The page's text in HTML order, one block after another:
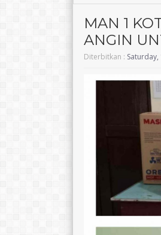
MAN 1
ANGIN
Diterbitkan : Saturday,